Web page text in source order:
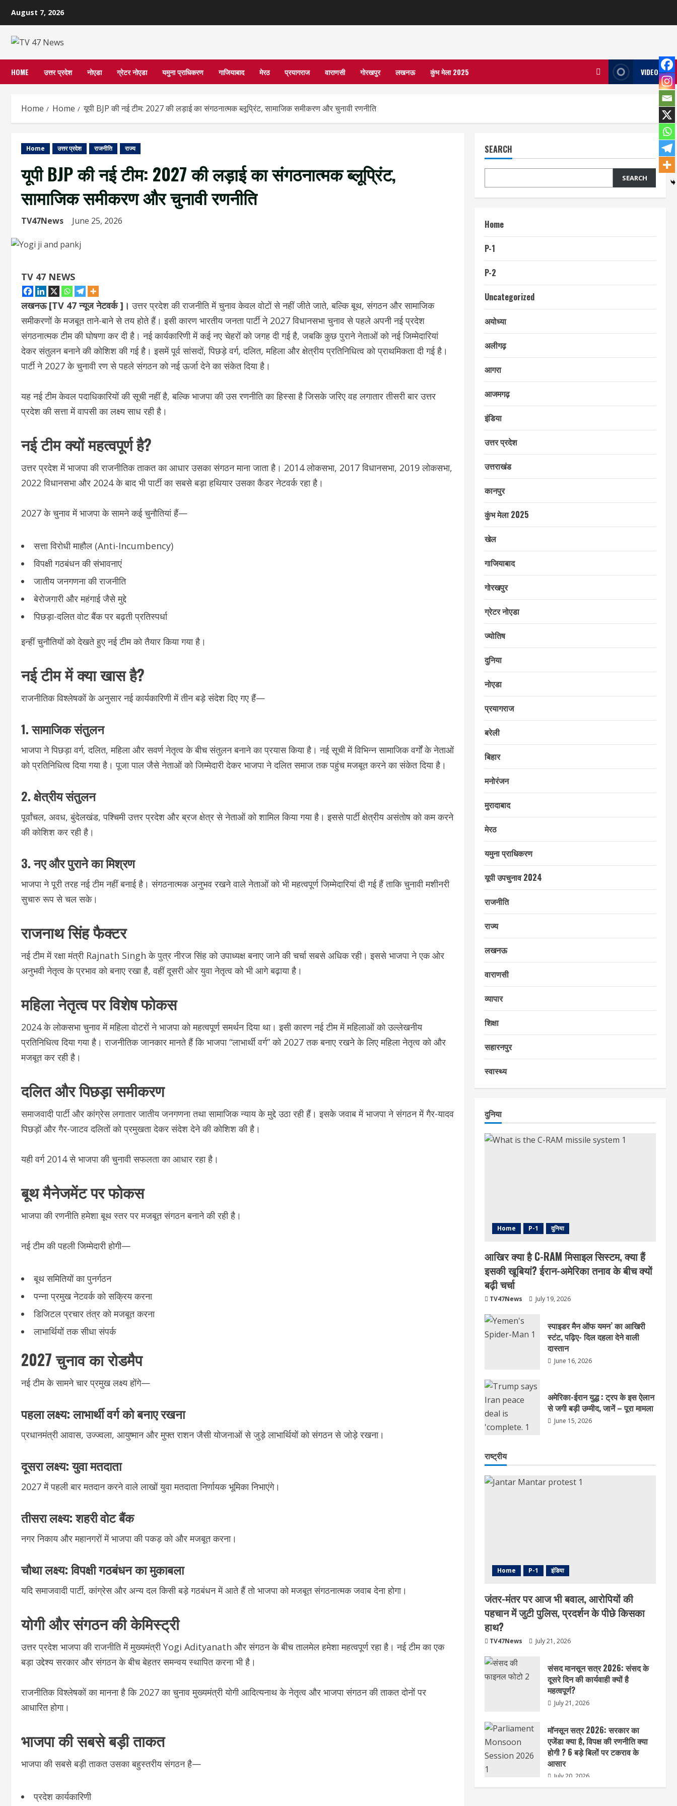
content
August 7, 2026
HOME उत्तर प्रदेश नोएडा ग्रेटर नोएडा यमुना प्राधिकरण गाजियाबाद मेरठ प्रयागराज वाराणसी गोरखपुर लखनऊ कुंभ मेला 2025 VIDEO
Home Home यूपी BJP की नई टीम: 2027 की लड़ाई का संगठनात्मक ब्लूप्रिंट, सामाजिक समीकरण और चुनावी रणनीति
Home उत्तर प्रदेश राजनीति राज्य
यूपी BJP की नई टीम: 2027 की लड़ाई का संगठनात्मक ब्लूप्रिंट,
सामाजिक समीकरण और चुनावी रणनीति
TV47News June 25, 2026
TV 47 NEWS
लखनऊ [TV 47 न्‍यूज नेटवर्क ]। उत्तर प्रदेश की राजनीति में चुनाव केवल वोटों से नहीं जीते जाते, बल्कि बूथ, संगठन और सामाजिक
समीकरणों के मजबूत ताने-बाने से तय होते हैं। इसी कारण भारतीय जनता पार्टी ने 2027 विधानसभा चुनाव से पहले अपनी नई प्रदेश
संगठनात्मक टीम की घोषणा कर दी है। नई कार्यकारिणी में कई नए चेहरों को जगह दी गई है, जबकि कुछ पुराने नेताओं को नई जिम्मेदारियां
देकर संतुलन बनाने की कोशिश की गई है। इसमें पूर्व सांसदों, पिछड़े वर्ग, दलित, महिला और क्षेत्रीय प्रतिनिधित्व को प्राथमिकता दी गई है।
पार्टी ने 2027 के चुनावी रण से पहले संगठन को नई ऊर्जा देने का संकेत दिया है।
यह नई टीम केवल पदाधिकारियों की सूची नहीं है, बल्कि भाजपा की उस रणनीति का हिस्सा है जिसके जरिए वह लगातार तीसरी बार उत्तर
प्रदेश की सत्ता में वापसी का लक्ष्य साध रही है।
नई टीम क्यों महत्वपूर्ण है?
उत्तर प्रदेश में भाजपा की राजनीतिक ताकत का आधार उसका संगठन माना जाता है। 2014 लोकसभा, 2017 विधानसभा, 2019 लोकसभा,
2022 विधानसभा और 2024 के बाद भी पार्टी का सबसे बड़ा हथियार उसका कैडर नेटवर्क रहा है।
2027 के चुनाव में भाजपा के सामने कई चुनौतियां हैं—
सत्ता विरोधी माहौल (Anti-Incumbency)
विपक्षी गठबंधन की संभावनाएं
जातीय जनगणना की राजनीति
बेरोजगारी और महंगाई जैसे मुद्दे
पिछड़ा-दलित वोट बैंक पर बढ़ती प्रतिस्पर्धा
इन्हीं चुनौतियों को देखते हुए नई टीम को तैयार किया गया है।
नई टीम में क्या खास है?
राजनीतिक विश्लेषकों के अनुसार नई कार्यकारिणी में तीन बड़े संदेश दिए गए हैं—
1. सामाजिक संतुलन
भाजपा ने पिछड़ा वर्ग, दलित, महिला और सवर्ण नेतृत्व के बीच संतुलन बनाने का प्रयास किया है। नई सूची में विभिन्न सामाजिक वर्गों के नेताओं
को प्रतिनिधित्व दिया गया है। पूजा पाल जैसे नेताओं को जिम्मेदारी देकर भाजपा ने दलित समाज तक पहुंच मजबूत करने का संकेत दिया है।
2. क्षेत्रीय संतुलन
पूर्वांचल, अवध, बुंदेलखंड, पश्चिमी उत्तर प्रदेश और ब्रज क्षेत्र से नेताओं को शामिल किया गया है। इससे पार्टी क्षेत्रीय असंतोष को कम करने
की कोशिश कर रही है।
3. नए और पुराने का मिश्रण
भाजपा ने पूरी तरह नई टीम नहीं बनाई है। संगठनात्मक अनुभव रखने वाले नेताओं को भी महत्वपूर्ण जिम्मेदारियां दी गई हैं ताकि चुनावी मशीनरी
सुचारु रूप से चल सके।
राजनाथ सिंह फैक्टर
नई टीम में रक्षा मंत्री Rajnath Singh के पुत्र नीरज सिंह को उपाध्यक्ष बनाए जाने की चर्चा सबसे अधिक रही। इससे भाजपा ने एक ओर
अनुभवी नेतृत्व के प्रभाव को बनाए रखा है, वहीं दूसरी ओर युवा नेतृत्व को भी आगे बढ़ाया है।
महिला नेतृत्व पर विशेष फोकस
2024 के लोकसभा चुनाव में महिला वोटरों ने भाजपा को महत्वपूर्ण समर्थन दिया था। इसी कारण नई टीम में महिलाओं को उल्लेखनीय
प्रतिनिधित्व दिया गया है। राजनीतिक जानकार मानते हैं कि भाजपा “लाभार्थी वर्ग” को 2027 तक बनाए रखने के लिए महिला नेतृत्व को और
मजबूत कर रही है।
दलित और पिछड़ा समीकरण
समाजवादी पार्टी और कांग्रेस लगातार जातीय जनगणना तथा सामाजिक न्याय के मुद्दे उठा रही हैं। इसके जवाब में भाजपा ने संगठन में गैर-यादव
पिछड़ों और गैर-जाटव दलितों को प्रमुखता देकर संदेश देने की कोशिश की है।
यही वर्ग 2014 से भाजपा की चुनावी सफलता का आधार रहा है।
बूथ मैनेजमेंट पर फोकस
भाजपा की रणनीति हमेशा बूथ स्तर पर मजबूत संगठन बनाने की रही है।
नई टीम की पहली जिम्मेदारी होगी—
बूथ समितियों का पुनर्गठन
पन्ना प्रमुख नेटवर्क को सक्रिय करना
डिजिटल प्रचार तंत्र को मजबूत करना
लाभार्थियों तक सीधा संपर्क
2027 चुनाव का रोडमैप
नई टीम के सामने चार प्रमुख लक्ष्य होंगे—
पहला लक्ष्य: लाभार्थी वर्ग को बनाए रखना
प्रधानमंत्री आवास, उज्ज्वला, आयुष्मान और मुफ्त राशन जैसी योजनाओं से जुड़े लाभार्थियों को संगठन से जोड़े रखना।
दूसरा लक्ष्य: युवा मतदाता
2027 में पहली बार मतदान करने वाले लाखों युवा मतदाता निर्णायक भूमिका निभाएंगे।
तीसरा लक्ष्य: शहरी वोट बैंक
नगर निकाय और महानगरों में भाजपा की पकड़ को और मजबूत करना।
चौथा लक्ष्य: विपक्षी गठबंधन का मुकाबला
यदि समाजवादी पार्टी, कांग्रेस और अन्य दल किसी बड़े गठबंधन में आते हैं तो भाजपा को मजबूत संगठनात्मक जवाब देना होगा।
योगी और संगठन की केमिस्ट्री
उत्तर प्रदेश भाजपा की राजनीति में मुख्यमंत्रीYogi Adityanath और संगठन के बीच तालमेल हमेशा महत्वपूर्ण रहा है। नई टीम का एक
बड़ा उद्देश्य सरकार और संगठन के बीच बेहतर समन्वय स्थापित करना भी है।
राजनीतिक विश्लेषकों का मानना है कि 2027 का चुनाव मुख्यमंत्री योगी आदित्यनाथ के नेतृत्व और भाजपा संगठन की ताकत दोनों पर
आधारित होगा।
भाजपा की सबसे बड़ी ताकत
भाजपा की सबसे बड़ी ताकत उसका बहुस्तरीय संगठन है—
प्रदेश कार्यकारिणी
SEARCH
SEARCH
Home
P-1
P-2
Uncategorized
अयोध्या
अलीगढ़
आगरा
आजमगढ़
इंडिया
उत्तर प्रदेश
उत्तराखंड
कानपुर
कुंभ मेला 2025
खेल
गाजियाबाद
गोरखपुर
ग्रेटर नोएडा
ज्योतिष
दुनिया
नोएडा
प्रयागराज
बरेली
बिहार
मनोरंजन
मुरादाबाद
मेरठ
यमुना प्राधिकरण
यूपी उपचुनाव 2024
राजनीति
राज्य
लखनऊ
वाराणसी
व्यापार
शिक्षा
सहारनपुर
स्वास्थ्य
दुनिया
Home P-1 दुनिया
आखिर क्या है C-RAM मिसाइल सिस्टम, क्या हैं
इसकी खूबियां? ईरान-अमेरिका तनाव के बीच क्यों
बढ़ी चर्चा
TV47News July 19, 2026
स्पाइडर मैन ऑफ यमन’ का आखिरी
स्टंट, पढ़िए- दिल दहला देने वाली
दास्तान
June 16, 2026
अमेरिका-ईरान युद्ध : ट्रप के इस ऐलान
से जगी बड़ी उम्मीद, जानें – पूरा मामला
June 15, 2026
राष्ट्रीय
Home P-1 इंडिया
जंतर-मंतर पर आज भी बवाल, आरोपियों की
पहचान में जुटी पुलिस, प्रदर्शन के पीछे किसका
हाथ?
TV47News July 21, 2026
संसद मानसून सत्र 2026: संसद के
दूसरे दिन की कार्यवाही क्यों है
महत्वपूर्ण?
July 21, 2026
मॉनसून सत्र 2026: सरकार का
एजेंडा क्या है, विपक्ष की रणनीति क्या
होगी ? 6 बड़े बिलों पर टकराव के
आसार
July 20, 2026